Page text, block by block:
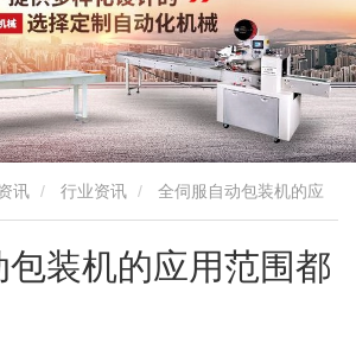
讯 行业资讯
装机的应用范围都